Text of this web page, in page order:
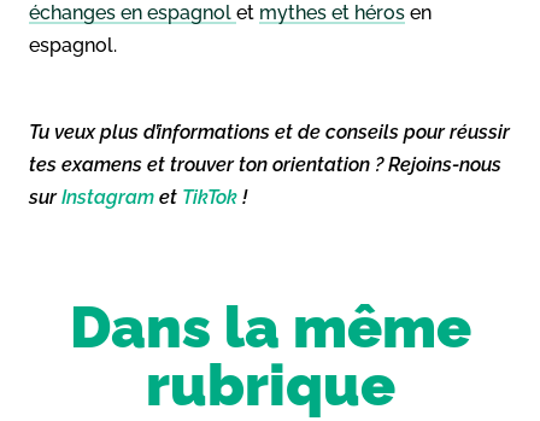
échanges en espagnol et mythes et héros en
espagnol.
Tu veux plus d’informations et de conseils pour réussir
tes examens et trouver ton orientation ? Rejoins-nous
surInstagram et TikTok !
Dans la même
rubrique